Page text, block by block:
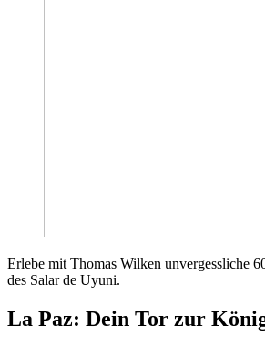
Erlebe mit Thomas Wilken unvergessliche
des Salar de Uyuni.
La Paz: Dein Tor zur